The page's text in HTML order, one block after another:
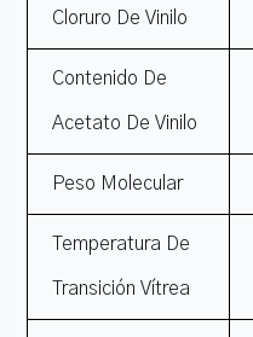
Cloruro De Vinilo
Contenido De
Acetato De Vinilo
Peso Molecular
Temperatura De
Transición Vítrea